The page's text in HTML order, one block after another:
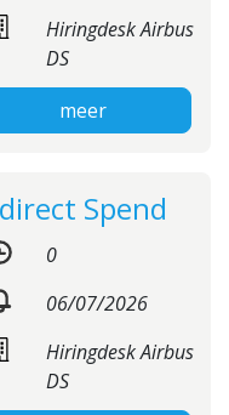
Hiringdesk Airbus
DS
meer
Spend
0
06/07/2026
Hiringdesk Airbus
DS